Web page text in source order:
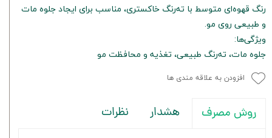
رنگ قهوه‌ای متوسط با ته‌رنگ خاکستری، مناسب برای ایجاد جلوه مات
و طبیعی روی مو.
ویژگی‌ها:
جلوه مات، ته‌رنگ طبیعی، تغذیه و محافظت مو
افزودن به علاقه مندی ها
روش مصرف هشدار نظرات